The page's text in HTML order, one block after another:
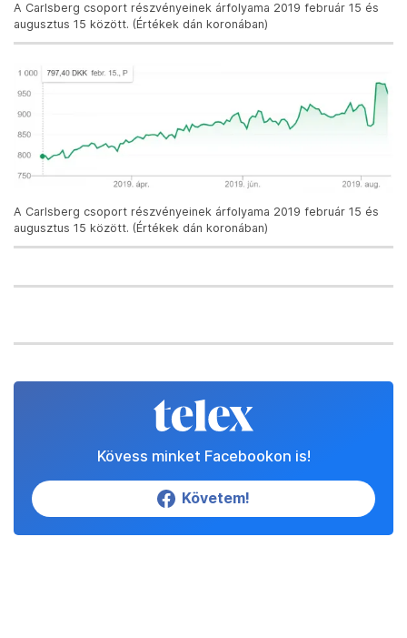
A Carlsberg csoport részvényeinek árfolyama 2019 február 15 és
augusztus 15 között. (Értékek dán koronában)
A Carlsberg csoport részvényeinek árfolyama 2019 február 15 és
augusztus 15 között. (Értékek dán koronában)
Kövess minket Facebookon is!
Követem!